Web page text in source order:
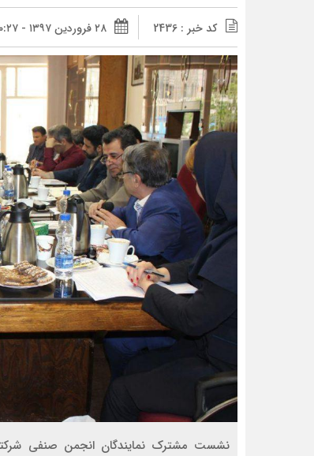
کد خبر : 2436 ۲۸ فروردین ۱۳۹۷ - ۱۰:۲۷
نشست مشترک نمایندگان انجمن صنفی